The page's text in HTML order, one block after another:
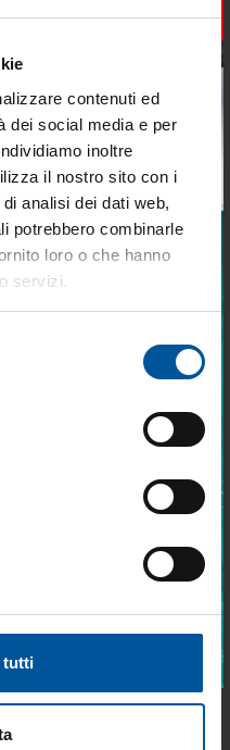
sulle
per la tua
chi vive la
×
contenuti ed
dei social media e per
inoltre
il nostro sito con i
analisi dei dati web,
potrebbero combinarle
loro o che hanno
servizi.
tutti
Disponibile
Non disponibile